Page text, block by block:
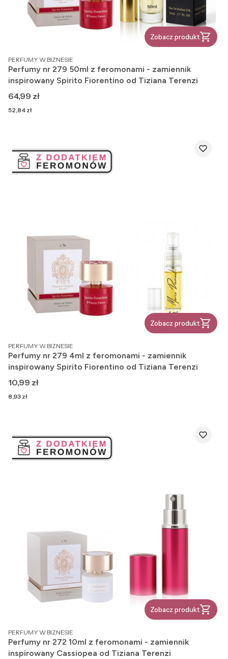
Zobacz produkt
PRODUCENT
PERFUMY W BIZNESIE
Perfumy nr 279 50ml z feromonami - zamiennik
inspirowany Spirito Fiorentino od Tiziana Terenzi
Cena
64,99 zł
Cena
52,84 zł
Zobacz produkt
PRODUCENT
PERFUMY W BIZNESIE
Perfumy nr 279 4ml z feromonami - zamiennik
inspirowany Spirito Fiorentino od Tiziana Terenzi
Cena
10,99 zł
Cena
8,93 zł
Zobacz produkt
PRODUCENT
PERFUMY W BIZNESIE
Perfumy nr 272 10ml z feromonami - zamiennik
inspirowany Cassiopea od Tiziana Terenzi